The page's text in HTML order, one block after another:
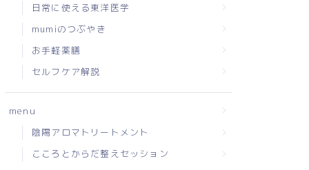
日常に使える東洋医学
mumiのつぶやき
お手軽薬膳
セルフケア解説
menu
陰陽アロマトリートメント
こころとからだ整えセッション